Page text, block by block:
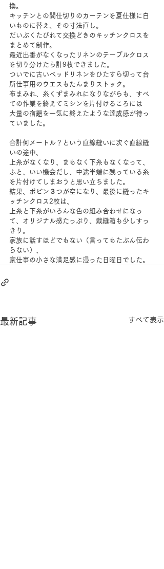
換。
キッチンとの間仕切りのカーテンを夏仕様に白
いものに替え、その寸法直し。
だいぶくたびれて交換どきのキッチンクロスを
まとめて制作。
最近出番がなくなったリネンのテーブルクロス
を切り分けたら計9枚できました。
ついでに古いベッドリネンをひたすら切って台
所仕事用のウエスもたんまりストック。
布まみれ、糸くずまみれになりながらも、すべ
ての作業を終えてミシンを片付けるころには
大量の宿題を一気に終えたような達成感が待っ
ていました。
合計何メートル？という直線縫いに次ぐ直線縫
いの途中、
上糸がなくなり、まもなく下糸もなくなって、
ふと、いい機会だし、中途半端に残っている糸
を片付けてしまおうと思い立ちました。
結果、ボビン３つが空になり、最後に縫ったキ
ッチンクロス2枚は、
上糸と下糸がいろんな色の組み合わせになっ
て、オリジナル感たっぷり、裁縫箱も少しすっ
きり。
家族に話すほどでもない（言ってもたぶん伝わ
らない）、
家仕事の小さな満足感に浸った日曜日でした。
最新記事 すべて表示